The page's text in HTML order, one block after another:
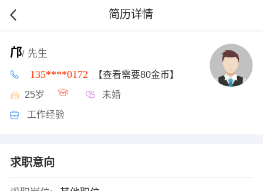
简历详情
邝/ 先生
135****0172 【查看需要80金币】
25岁 未婚
工作经验
求职意向